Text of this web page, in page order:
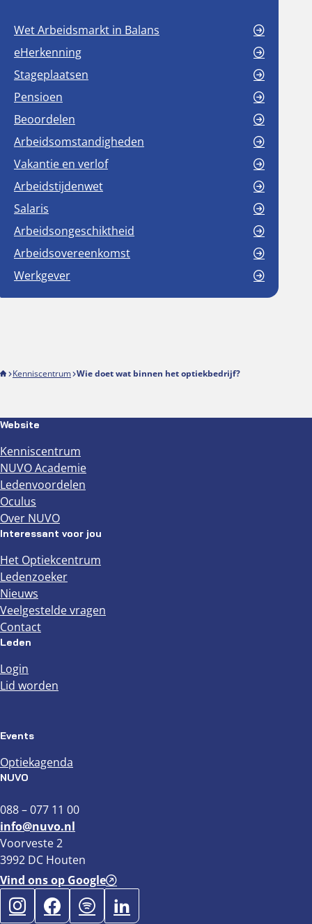
Wet Arbeidsmarkt in Balans
eHerkenning
Stageplaatsen
Pensioen
Beoordelen
Arbeidsomstandigheden
Vakantie en verlof
Arbeidstijdenwet
Salaris
Arbeidsongeschiktheid
Arbeidsovereenkomst
Werkgever
Kenniscentrum Wie doet wat binnen het optiekbedrijf?
Website
Kenniscentrum
NUVO Academie
Ledenvoordelen
Oculus
Over NUVO
Interessant voor jou
Het Optiekcentrum
Ledenzoeker
Nieuws
Veelgestelde vragen
Contact
Leden
Login
Lid worden
Events
Optiekagenda
NUVO
088 – 077 11 00
info@nuvo.nl
Voorveste 2
3992 DC Houten
Vind ons op Google